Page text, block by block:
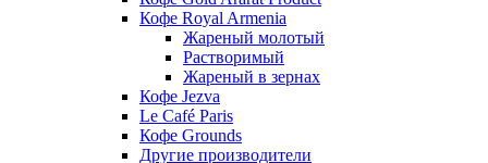
Кофе Royal Armenia
Жареный молотый
Растворимый
Жареный в зернах
Кофе Jezva
Le Café Paris
Кофе Grounds
Другие производители